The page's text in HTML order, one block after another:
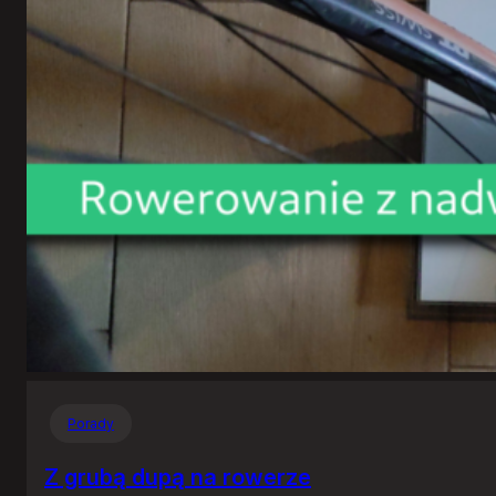
Porady
Z grubą dupą na rowerze